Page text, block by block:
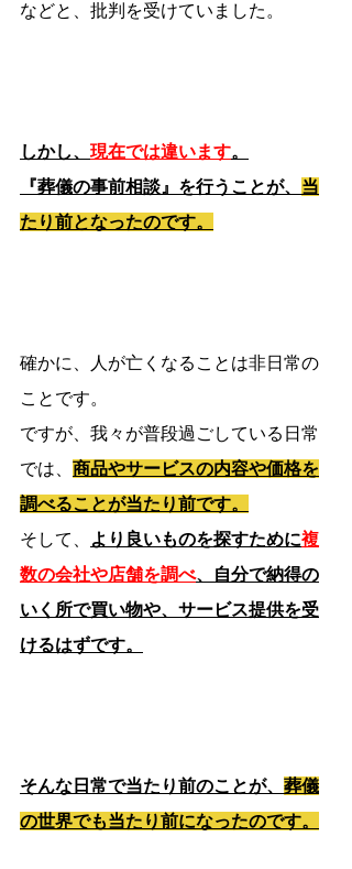
などと、批判を受けていました。
しかし、 現在では違います。
『葬儀の事前相談』を行うことが、 当
たり前となったのです。
確かに、人が亡くなることは非日常の
ことです。
ですが、我々が普段過ごしている日常
では、 商品やサービスの内容や価格を
調べることが当たり前です。
そして、
より良いものを探すために複
数の会社や店舗を調べ、自分で納得の
いく所で買い物や、サービス提供を受
けるはずです。
そんな日常で当たり前のことが、 葬儀
の世界でも当たり前になったのです。